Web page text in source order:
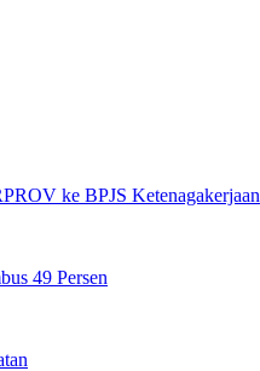
ke BPJS Ketenagakerjaan
49 Persen